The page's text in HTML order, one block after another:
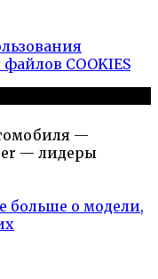
COOKIES
—
— лидеры
больше о модели,